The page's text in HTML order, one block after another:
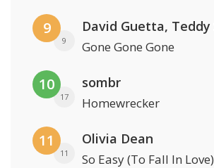
9
9 Gone Gone Gone
10
17
sombr
Homewrecker
11
11
Olivia Dean
So Easy (To Fall In Love)